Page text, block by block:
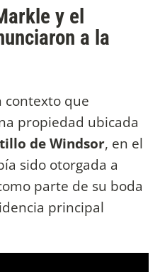
y el
a la
contexto que
propiedad ubicada
de Windsor, en el
sido otorgada a
parte de su boda
principal